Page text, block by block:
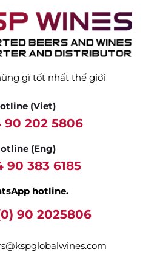
gì tốt nhất thế giới
(Viet)
90 202 5806
(Eng)
90 383 6185
hotline.
90 2025806